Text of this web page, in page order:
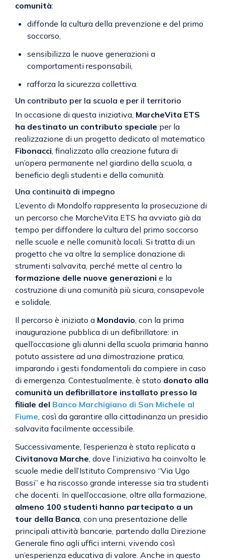
comunità:
diffonde la cultura della prevenzione e del primo
soccorso,
sensibilizza le nuove generazioni a
comportamenti responsabili,
rafforza la sicurezza collettiva.
Un contributo per la scuola e per il territorio
In occasione di questa iniziativa, MarcheVita ETS
ha destinato un contributo speciale per la
realizzazione di un progetto dedicato al matematico
Fibonacci, finalizzato alla creazione futura di
un’opera permanente nel giardino della scuola, a
beneficio degli studenti e della comunità.
Una continuità di impegno
L’evento di Mondolfo rappresenta la prosecuzione di
un percorso che MarcheVita ETS ha avviato già da
tempo per diffondere la cultura del primo soccorso
nelle scuole e nelle comunità locali. Si tratta di un
progetto che va oltre la semplice donazione di
strumenti salvavita, perché mette al centro la
formazione delle nuove generazioni e la
costruzione di una comunità più sicura, consapevole
e solidale.
Il percorso è iniziato a Mondavio, con la prima
inaugurazione pubblica di un defibrillatore: in
quell’occasione gli alunni della scuola primaria hanno
potuto assistere ad una dimostrazione pratica,
imparando i gesti fondamentali da compiere in caso
di emergenza. Contestualmente, è stato donato alla
comunità un defibrillatore installato presso la
filiale del Banco Marchigiano di San Michele al
Fiume, così da garantire alla cittadinanza un presidio
salvavita facilmente accessibile.
Successivamente, l’esperienza è stata replicata a
Civitanova Marche, dove l’iniziativa ha coinvolto le
scuole medie dell’Istituto Comprensivo “Via Ugo
Bassi” e ha riscosso grande interesse sia tra studenti
che docenti. In quell’occasione, oltre alla formazione,
almeno 100 studenti hanno partecipato a un
tour della Banca, con una presentazione delle
principali attività bancarie, partendo dalla Direzione
Generale fino agli uffici interni, vivendo così
un’esperienza educativa di valore. Anche in questo